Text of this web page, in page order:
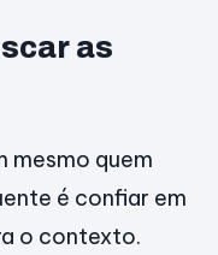
as
mesmo quem
é confiar em
o contexto.